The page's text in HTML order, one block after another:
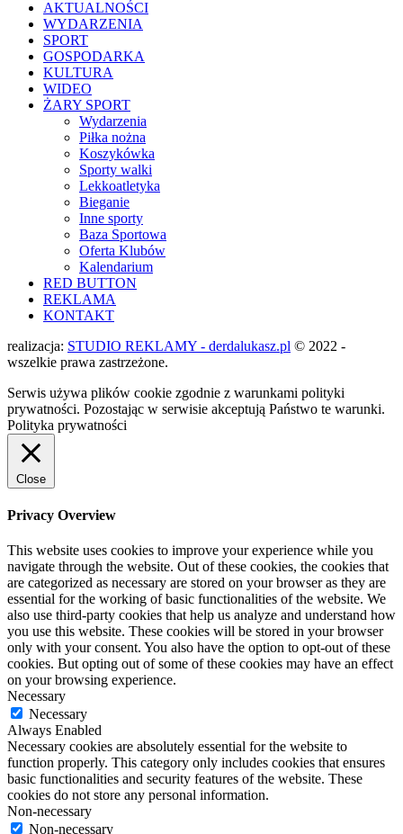
AKTUALNOŚCI
WYDARZENIA
SPORT
GOSPODARKA
KULTURA
WIDEO
ŻARY SPORT
Wydarzenia
Piłka nożna
Koszykówka
Sporty walki
Lekkoatletyka
Bieganie
Inne sporty
Baza Sportowa
Oferta Klubów
Kalendarium
RED BUTTON
REKLAMA
KONTAKT
realizacja: STUDIO REKLAMY - derdalukasz.pl © 2022 -
wszelkie prawa zastrzeżone.
Serwis używa plików cookie zgodnie z warunkami polityki
prywatności. Pozostając w serwisie akceptują Państwo te warunki.
Polityka prywatności
Close
Privacy Overview
This website uses cookies to improve your experience while you
navigate through the website. Out of these cookies, the cookies that
are categorized as necessary are stored on your browser as they are
essential for the working of basic functionalities of the website. We
also use third-party cookies that help us analyze and understand how
you use this website. These cookies will be stored in your browser
only with your consent. You also have the option to opt-out of these
cookies. But opting out of some of these cookies may have an effect
on your browsing experience.
Necessary
Necessary
Always Enabled
Necessary cookies are absolutely essential for the website to
function properly. This category only includes cookies that ensures
basic functionalities and security features of the website. These
cookies do not store any personal information.
Non-necessary
Non-necessary